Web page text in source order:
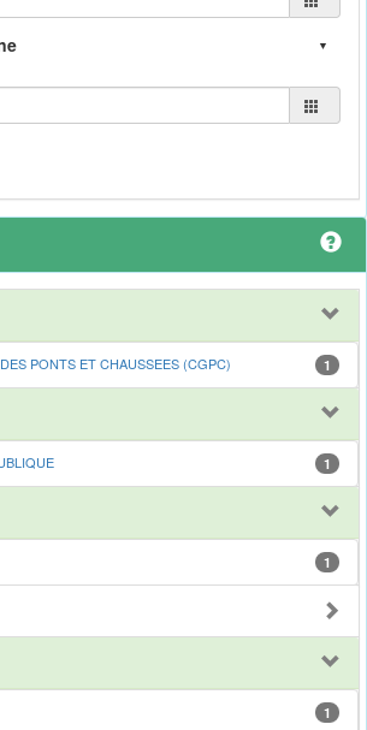
PONTS ET CHAUSSEES (CGPC) 1
1
1
1